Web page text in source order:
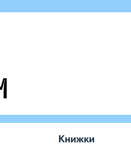
Книжки